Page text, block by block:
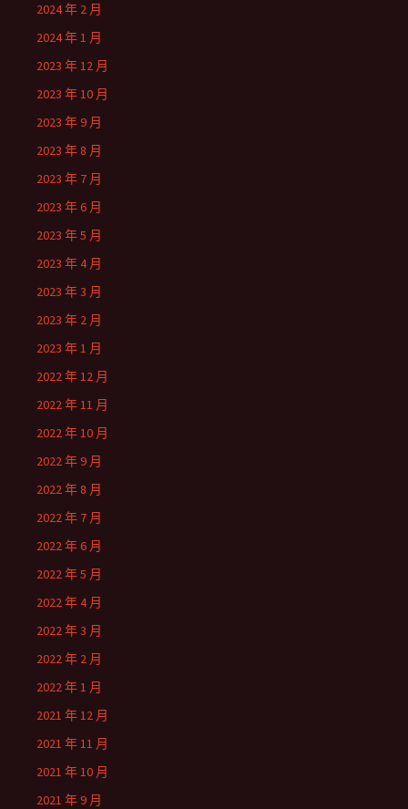
2024 年 2 月
2024 年 1 月
2023 年 12 月
2023 年 10 月
2023 年 9 月
2023 年 8 月
2023 年 7 月
2023 年 6 月
2023 年 5 月
2023 年 4 月
2023 年 3 月
2023 年 2 月
2023 年 1 月
2022 年 12 月
2022 年 11 月
2022 年 10 月
2022 年 9 月
2022 年 8 月
2022 年 7 月
2022 年 6 月
2022 年 5 月
2022 年 4 月
2022 年 3 月
2022 年 2 月
2022 年 1 月
2021 年 12 月
2021 年 11 月
2021 年 10 月
2021 年 9 月